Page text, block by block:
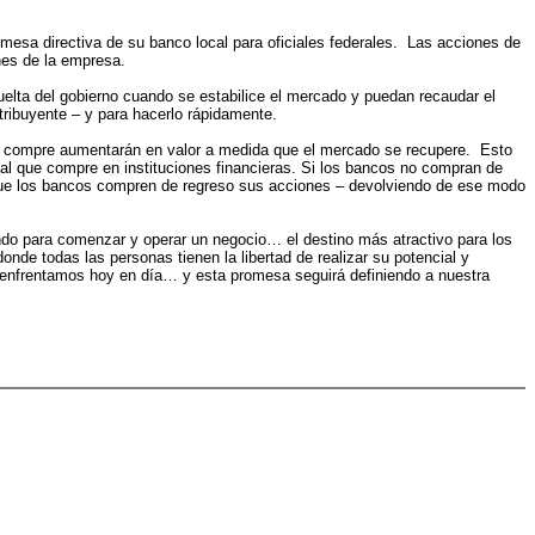
directiva de su banco local para oficiales federales. Las acciones de
de la empresa.
gobierno cuando se estabilice el mercado y puedan recaudar el
– y para hacerlo rápidamente.
aumentarán en valor a medida que el mercado se recupere. Esto
que compre en instituciones financieras. Si los bancos no compran de
los bancos compren de regreso sus acciones – devolviendo de ese modo
comenzar y operar un negocio… el destino más atractivo para los
todas las personas tienen la libertad de realizar su potencial y
hoy en día… y esta promesa seguirá definiendo a nuestra